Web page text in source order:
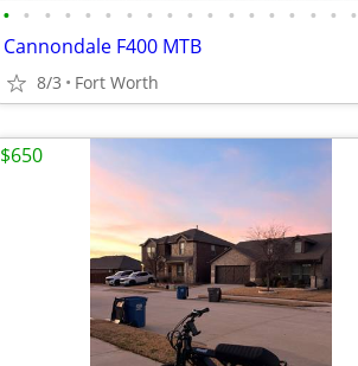
• • • • • • • • • • • • • • • • • •
Cannondale F400 MTB
8/3 Fort Worth
$650